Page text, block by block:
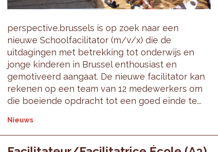
perspective.brussels is op zoek naar een
nieuwe Schoolfacilitator (m/v/x) die de
uitdagingen met betrekking tot onderwijs en
jonge kinderen in Brussel enthousiast en
gemotiveerd aangaat. De nieuwe facilitator kan
rekenen op een team van 12 medewerkers om
die boeiende opdracht tot een goed einde te...
Nieuws